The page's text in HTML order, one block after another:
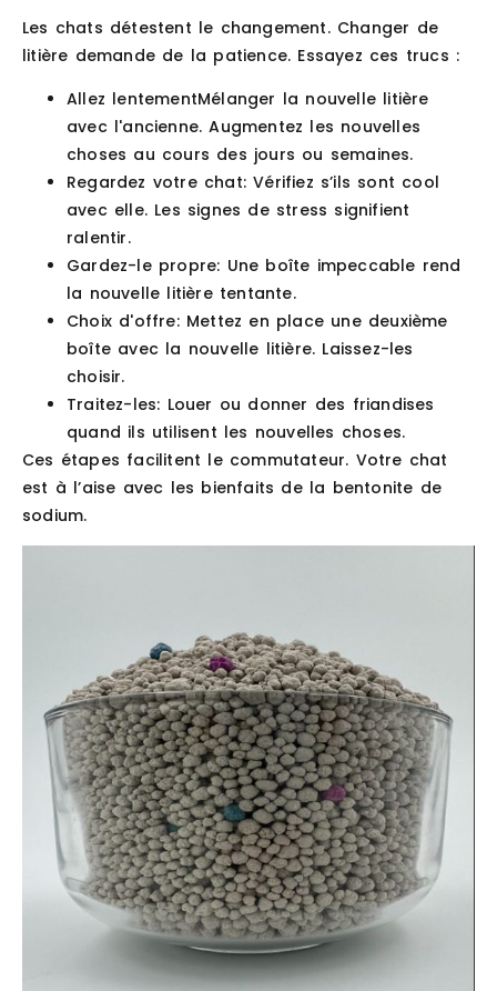
Les chats détestent le changement. Changer de
litière demande de la patience. Essayez ces trucs :
Allez lentementMélanger la nouvelle litière
avec l'ancienne. Augmentez les nouvelles
choses au cours des jours ou semaines.
Regardez votre chat: Vérifiez s’ils sont cool
avec elle. Les signes de stress signifient
ralentir.
Gardez-le propre: Une boîte impeccable rend
la nouvelle litière tentante.
Choix d'offre: Mettez en place une deuxième
boîte avec la nouvelle litière. Laissez-les
choisir.
Traitez-les: Louer ou donner des friandises
quand ils utilisent les nouvelles choses.
Ces étapes facilitent le commutateur. Votre chat
est à l’aise avec les bienfaits de la bentonite de
sodium.